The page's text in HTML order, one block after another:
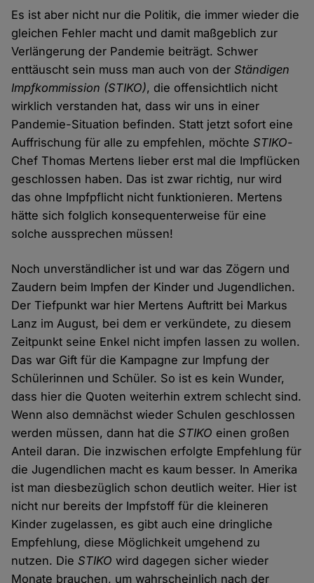
Es ist aber nicht nur die Politik, die immer wieder die
gleichen Fehler macht und damit maßgeblich zur
Verlängerung der Pandemie beiträgt. Schwer
enttäuscht sein muss man auch von derStändigen
Impfkommission (STIKO), die offensichtlich nicht
wirklich verstanden hat, dass wir uns in einer
Pandemie-Situation befinden. Statt jetzt sofort eine
Auffrischung für alle zu empfehlen, möchteSTIKO-
Chef Thomas Mertens lieber erst mal die Impflücken
geschlossen haben. Das ist zwar richtig, nur wird
das ohne Impfpflicht nicht funktionieren. Mertens
hätte sich folglich konsequenterweise für eine
solche aussprechen müssen!
Noch unverständlicher ist und war das Zögern und
Zaudern beim Impfen der Kinder und Jugendlichen.
Der Tiefpunkt war hier Mertens Auftritt bei Markus
Lanz im August, bei dem er verkündete, zu diesem
Zeitpunkt seine Enkel nicht impfen lassen zu wollen.
Das war Gift für die Kampagne zur Impfung der
Schülerinnen und Schüler. So ist es kein Wunder,
dass hier die Quoten weiterhin extrem schlecht sind.
Wenn also demnächst wieder Schulen geschlossen
werden müssen, dann hat dieSTIKO einen großen
Anteil daran. Die inzwischen erfolgte Empfehlung für
die Jugendlichen macht es kaum besser. In Amerika
ist man diesbezüglich schon deutlich weiter. Hier ist
nicht nur bereits der Impfstoff für die kleineren
Kinder zugelassen, es gibt auch eine dringliche
Empfehlung, diese Möglichkeit umgehend zu
nutzen. DieSTIKO wird dagegen sicher wieder
Monate brauchen, um wahrscheinlich nach der